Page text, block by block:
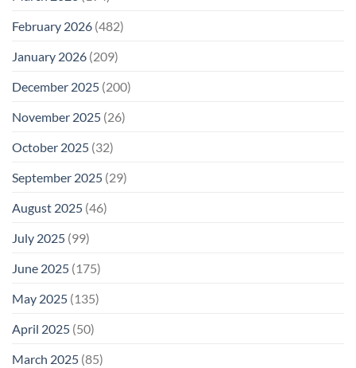
February 2026 (482)
January 2026 (209)
December 2025 (200)
November 2025 (26)
October 2025 (32)
September 2025 (29)
August 2025 (46)
July 2025 (99)
June 2025 (175)
May 2025 (135)
April 2025 (50)
March 2025 (85)